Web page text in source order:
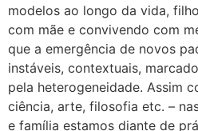
modelos ao longo da vida,
com mãe e convivendo com
que a emergência de novos
instáveis, contextuais,
pela heterogeneidade. Assim
ciência, arte, filosofia etc. –
e família estamos diante de